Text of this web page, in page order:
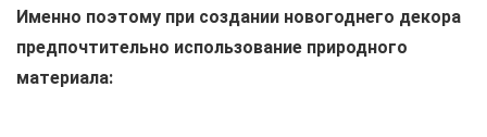
Именно поэтому при создании новогоднего декора
предпочтительно использование природного
материала: